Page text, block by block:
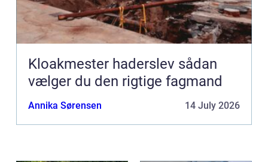
Kloakmester haderslev sådan
vælger du den rigtige fagmand
Annika Sørensen 14 July 2026